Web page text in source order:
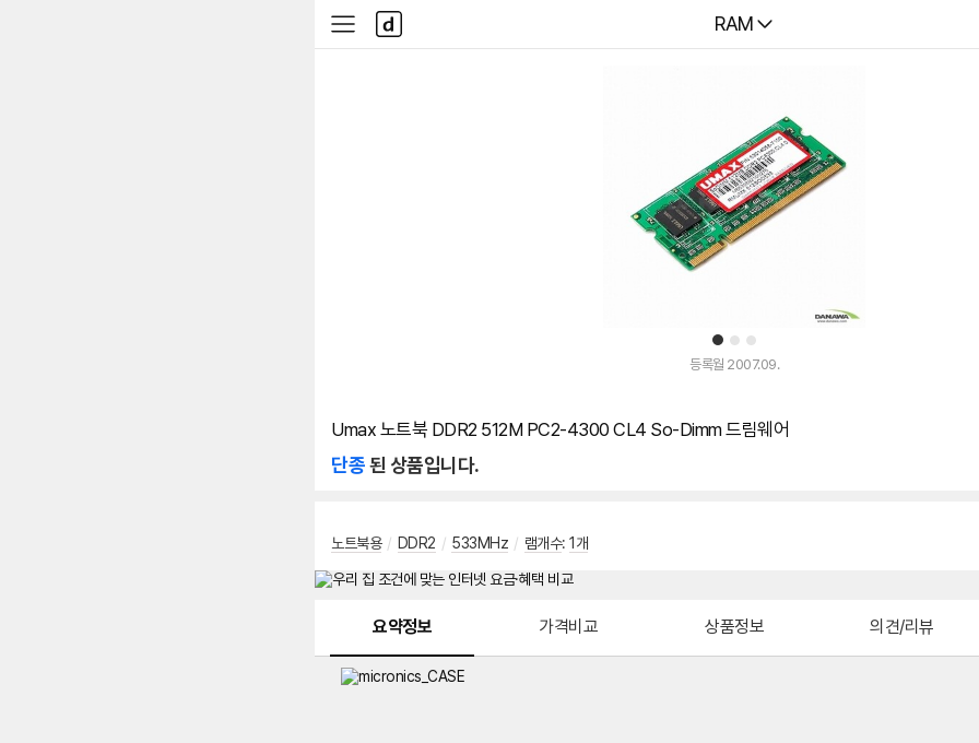
다나와
RAM
사
이
다
나
와
1 2 3
등록월 2007.09.
Umax 노트북 DDR2 512M PC2-4300 CL4 So-Dimm 드림웨어
단종된 상품입니다.
노트북용 / DDR2 / 533MHz / 램개수: 1개
요약정보 가격비교 상품정보 의견/리뷰